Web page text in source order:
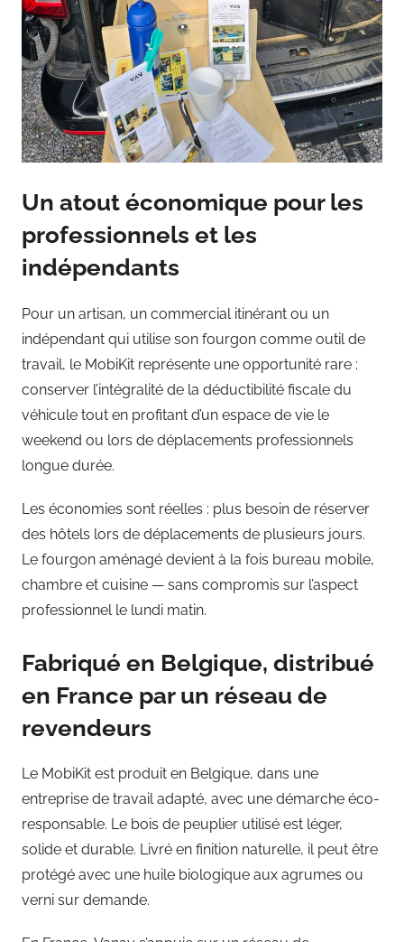
Un atout économique pour les
professionnels et les
indépendants
Pour un artisan, un commercial itinérant ou un
indépendant qui utilise son fourgon comme outil de
travail, le MobiKit représente une opportunité rare :
conserver l’intégralité de la déductibilité fiscale du
véhicule tout en profitant d’un espace de vie le
weekend ou lors de déplacements professionnels
longue durée.
Les économies sont réelles : plus besoin de réserver
des hôtels lors de déplacements de plusieurs jours.
Le fourgon aménagé devient à la fois bureau mobile,
chambre et cuisine — sans compromis sur l’aspect
professionnel le lundi matin.
Fabriqué en Belgique, distribué
en France par un réseau de
revendeurs
Le MobiKit est produit en Belgique, dans une
entreprise de travail adapté, avec une démarche éco-
responsable. Le bois de peuplier utilisé est léger,
solide et durable. Livré en finition naturelle, il peut être
protégé avec une huile biologique aux agrumes ou
verni sur demande.